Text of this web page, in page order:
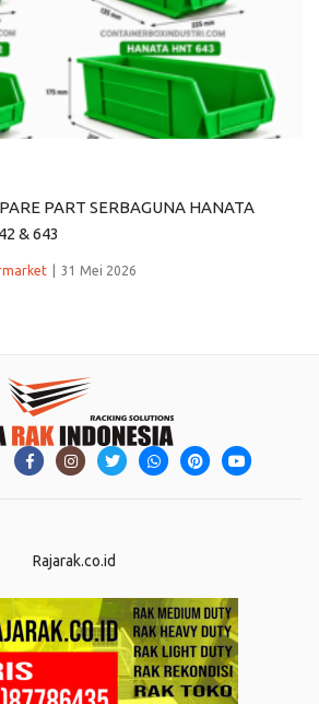
PART SERBAGUNA HANATA
& 643
31 Mei 2026
Rajarak.co.id